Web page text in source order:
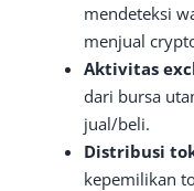
mendeteksi
menjual
Aktivitas
dari bursa
jual/beli.
Distribusi
kepemilikan